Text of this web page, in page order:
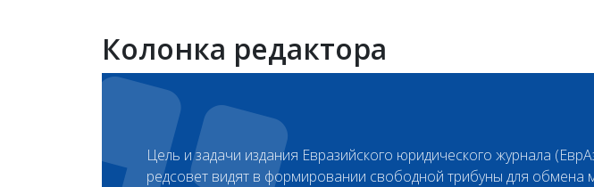
Колонка редактора
Цель и задачи издания Евразийского юридического журнала
редсовет видят в формировании свободной трибуны для обмена